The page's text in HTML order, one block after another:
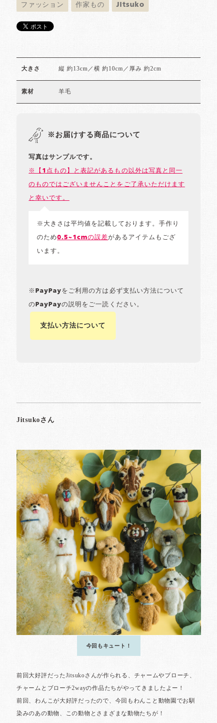
ファッション 作家もの Jitsuko
大きさ 縦 約13cm／横 約10cm／厚み 約2cm
素材 羊毛
※お届けする商品について
写真はサンプルです。
※【1点もの】と表記があるもの以外は写真と同一
のものではございませんことをご了承いただけます
と幸いです。
※大きさは平均値を記載しております。手作り
のため0.5~1cmの誤差があるアイテムもござ
います。
※PayPayをご利用の方は必ず支払い方法について
のPayPayの説明をご一読ください。
支払い方法について